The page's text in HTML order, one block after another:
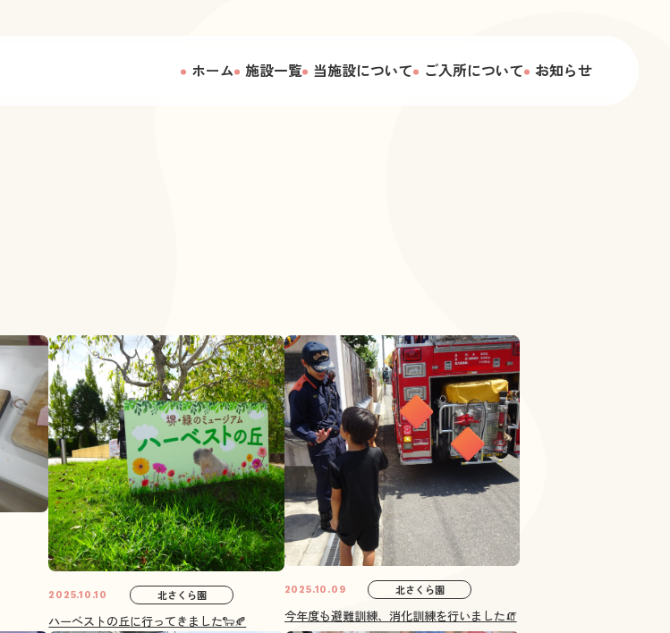
ホーム 施設一覧 当施設について ご入所について お知らせ
2025.10.10 北さくら園
ハーベストの丘に行ってきました🐑🍂
2025.10.09 北さくら園
今年度も避難訓練、消化訓練を行いました🧯